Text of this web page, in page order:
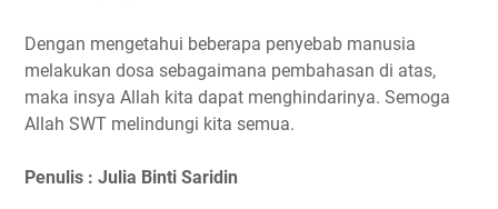
Dengan mengetahui beberapa penyebab manusia
melakukan dosa sebagaimana pembahasan di atas,
maka insya Allah kita dapat menghindarinya. Semoga
Allah SWT melindungi kita semua.
Penulis : Julia Binti Saridin